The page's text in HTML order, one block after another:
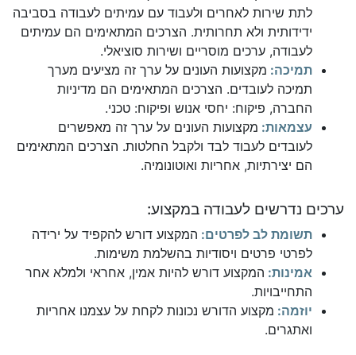
לתת שירות לאחרים ולעבוד עם עמיתים לעבודה בסביבה
ידידותית ולא תחרותית. הצרכים המתאימים הם עמיתים
לעבודה, ערכים מוסריים ושירות סוציאלי.
תמיכה: מקצועות העונים על ערך זה מציעים מערך
תמיכה לעובדים. הצרכים המתאימים הם מדיניות
החברה, פיקוח: יחסי אנוש ופיקוח: טכני.
עצמאות: מקצועות העונים על ערך זה מאפשרים
לעובדים לעבוד לבד ולקבל החלטות. הצרכים המתאימים
הם יצירתיות, אחריות ואוטונומיה.
ערכים נדרשים לעבודה במקצוע:
תשומת לב לפרטים: המקצוע דורש להקפיד על ירידה
לפרטי פרטים ויסודיות בהשלמת משימות.
אמינות: המקצוע דורש להיות אמין, אחראי ולמלא אחר
התחייבויות.
יוזמה: מקצוע הדורש נכונות לקחת על עצמנו אחריות
ואתגרים.